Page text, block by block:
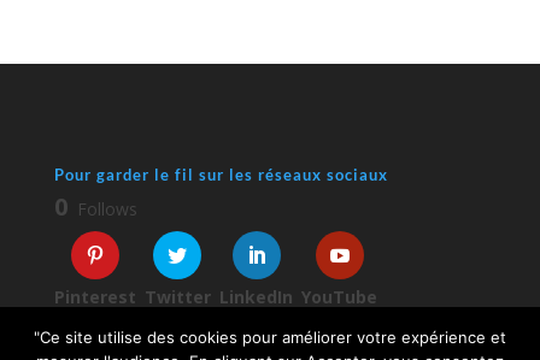
Pour garder le fil sur les réseaux sociaux
0 Follows
Pinterest Twitter LinkedIn YouTube
"Ce site utilise des cookies pour améliorer votre expérience et